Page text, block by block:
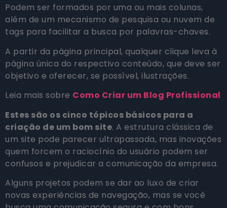
Podem ser formados por uma ou mais colunas,
além de um mecanismo de pesquisa ou nuvem de
tags para facilitar a busca por palavras-chaves.
A partir da página principal, qualquer clique leva à
página única do respectivo conteúdo, que deve ser
objetivo e oferecer, se possível, ilustrações.
Leia mais sobre Como Criar um Blog Profissional
Estes são os cinco tópicos básicos para a
criação de um bom site. A estrutura clássica de
um site pode parecer ultrapassada, mas inovações
quem forcem o raciocínio do usuário podem ser
confusos e prejudicar a comunicação da empresa.
Alguns projetos podem se dar ao luxo de criar
novas experiências de navegação, mas se você